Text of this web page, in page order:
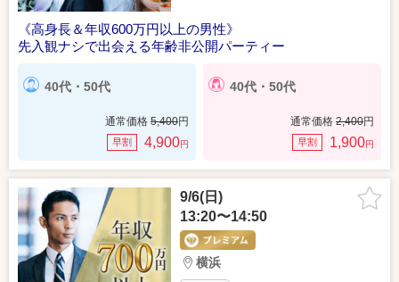
《高身長＆年収600万円以上の男性》
先入観ナシで出会える年齢非公開パーティー
40代・50代
通常価格 5,400円
早割 4,900円
40代・50代
通常価格 2,400円
早割 1,900円
9/6(日)
13:20〜14:50
横浜